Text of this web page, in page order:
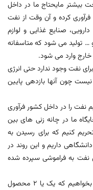
بیشتر مایحتاج ما در داخل
کرده و آن وقت از نفت
صنایع غذایی و لوازم
تولید می شود که متاسفانه
خارج وارد می شود.
نفت وجود ندارد حتی انرژی
چون آنها بازدهی پایین
نفت را در داخل کشور فرآوری
ما در چانه زنی های بین
کنیم که برای رسیدن به
داریم و این روند در
به فراموشی سپرده شده
امروز باید به سمت متخصصان رفته و از آنها بخواهیم که یک یا 2 محصول